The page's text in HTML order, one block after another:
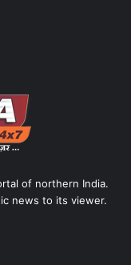
of northern India.
news to its viewer.